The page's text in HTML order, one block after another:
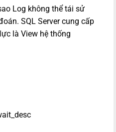
Log không thể tái sử
SQL Server cung cấp
là View hệ thống